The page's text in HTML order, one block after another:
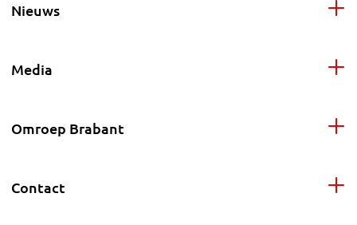
Nieuws
Media
Omroep Brabant
Contact